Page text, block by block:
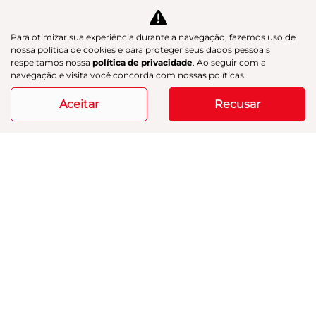
GAC Navesa
R$ 218.890,00
15.952 km 2025/2025
Para otimizar sua experiência durante a navegação, fazemos uso de
nossa política de cookies e para proteger seus dados pessoais
respeitamos nossa política de privacidade. Ao seguir com a
navegação e visita você concorda com nossas políticas.
Aceitar Recusar